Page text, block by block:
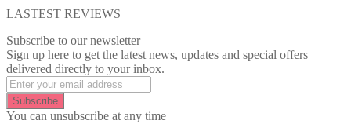
LASTEST REVIEWS
Subscribe to our newsletter
Sign up here to get the latest news, updates and special offers
delivered directly to your inbox.
Subscribe
You can unsubscribe at any time